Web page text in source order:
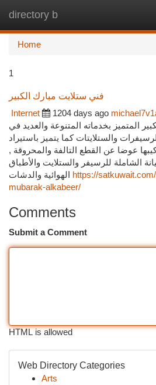
directory b
Home
1
فني ستلايت مبارك الكبير
Internet
1204 days ago
المتميز بخدماته المتنوعة والعديد في
والستلايتات كما يتميز باستيراد
عوضا عن القطع التالفة والمحروقة ,
الشاملة للرسيفر والستلايت والأطباق
https://
mubarak-alkabeer/
Comments
Submit a Comment
HTML is allowed
Web Directory Categories
Arts